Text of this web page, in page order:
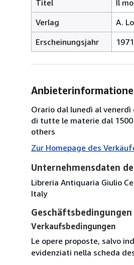
Titel
Il
Verlag
A.
Erscheinungsjahr
1971
Orario dal lunedì al
di tutte le materie dal 1500
others
Zur Homepage des
Unternehmensdaten
Libreria Antiquaria Giulio
Italy
Verkaufsbedingungen
Le opere proposte, salvo
evidenziati nella scheda